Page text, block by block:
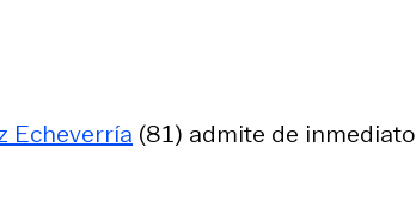
Echeverría (81) admite de inmediato